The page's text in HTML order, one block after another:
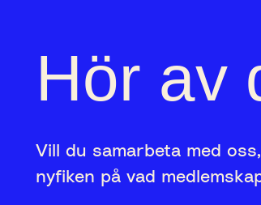
Hör av
Vill du samarbeta med
nyfiken på vad